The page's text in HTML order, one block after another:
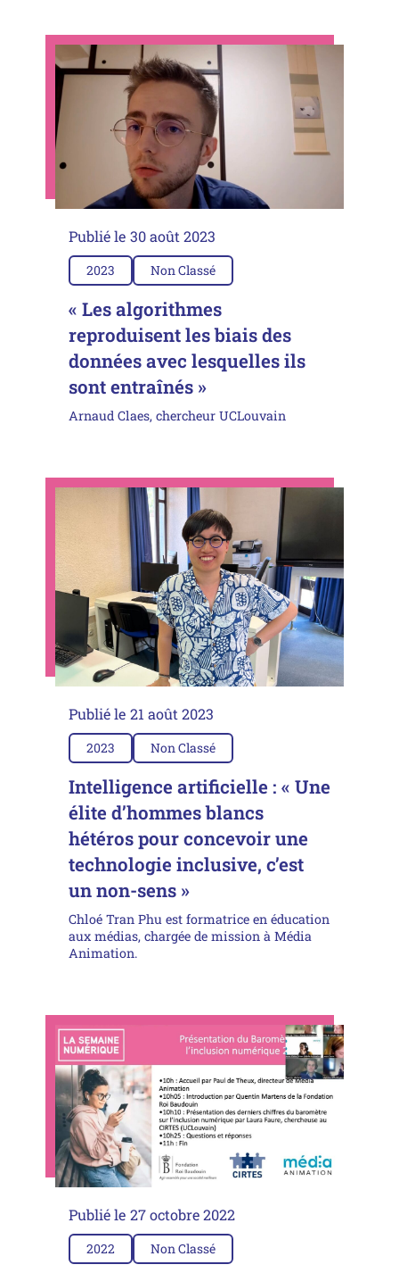
Publié le 30 août 2023
2023 Non Classé
« Les algorithmes
reproduisent les biais des
données avec lesquelles ils
sont entraînés »
Arnaud Claes, chercheur UCLouvain
Publié le 21 août 2023
2023 Non Classé
Intelligence artificielle : « Une
élite d’hommes blancs
hétéros pour concevoir une
technologie inclusive, c’est
un non-sens »
Chloé Tran Phu est formatrice en éducation
aux médias, chargée de mission à Média
Animation.
Publié le 27 octobre 2022
2022 Non Classé